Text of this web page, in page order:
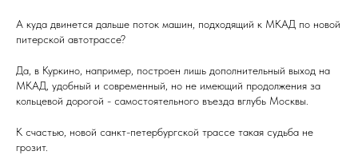
А куда двинется дальше поток машин, подходящий к МКАД по новой
питерской автотрассе?
Да, в Куркино, например, построен лишь дополнительный выход на
МКАД, удобный и современный, но не имеющий продолжения за
кольцевой дорогой - самостоятельного въезда вглубь Москвы.
К счастью, новой санкт-петербургской трассе такая судьба не
грозит.